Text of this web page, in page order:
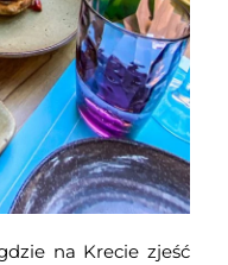
na Krecie zjeść